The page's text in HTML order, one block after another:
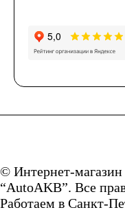
© Интернет-
“AutoAKB”. Все
Работаем в Санкт-